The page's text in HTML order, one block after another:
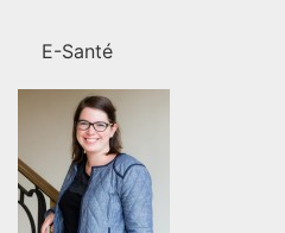
E-Santé